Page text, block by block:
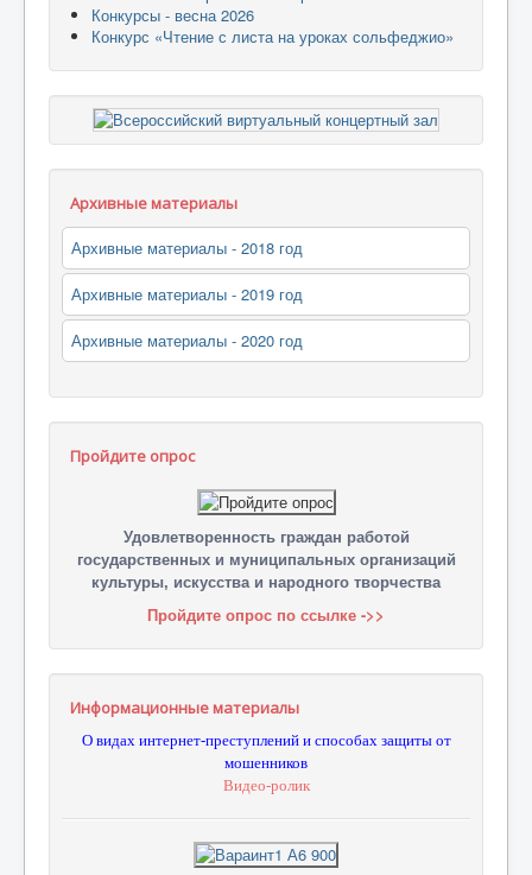
Конкурсы - весна 2026
Конкурс «Чтение с листа на уроках сольфеджио»
Архивные материалы
Архивные материалы - 2018 год
Архивные материалы - 2019 год
Архивные материалы - 2020 год
Пройдите опрос
Удовлетворенность граждан работой
государственных и муниципальных организаций
культуры, искусства и народного творчества
Пройдите опрос по ссылке ->>
Информационные материалы
О видах интернет-преступлений и способах защиты от
мошенников
Видео-ролик